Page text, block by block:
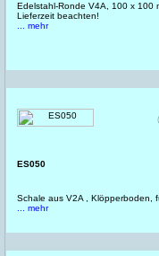
Edelstahl-Ronde V4A, 100 x 100
Lieferzeit beachten!
... mehr
ES050
Schale aus V2A , Klöpperboden,
... mehr